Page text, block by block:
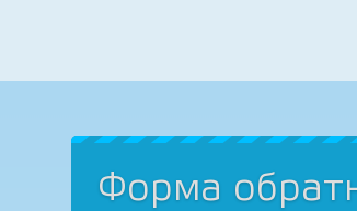
Форма